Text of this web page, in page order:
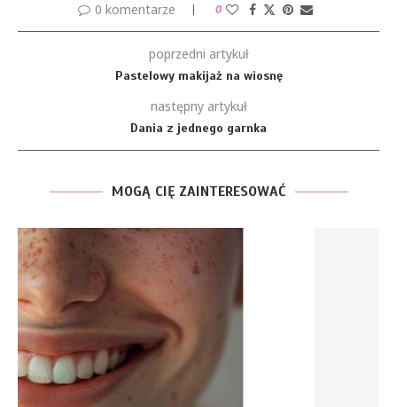
0 komentarze 0
poprzedni artykuł
Pastelowy makijaż na wiosnę
następny artykuł
Dania z jednego garnka
MOGĄ CIĘ ZAINTERESOWAĆ